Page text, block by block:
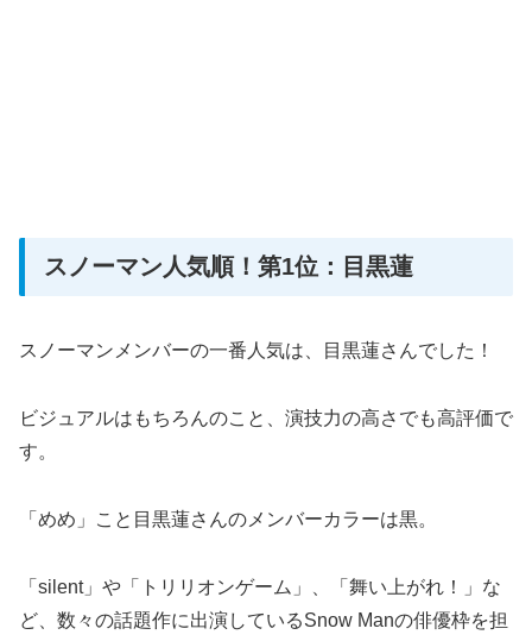
スノーマン人気順！第1位：目黒蓮
スノーマンメンバーの一番人気は、目黒蓮さんでした！
ビジュアルはもちろんのこと、演技力の高さでも高評価で
す。
「めめ」こと目黒蓮さんのメンバーカラーは黒。
「silent」や「トリリオンゲーム」、「舞い上がれ！」な
ど、数々の話題作に出演しているSnow Manの俳優枠を担